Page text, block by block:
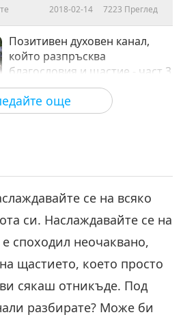
още
2018-02-14 7223 Преглед
Позитивен духовен канал,
който разпръсква
благословия и щастие - част 3
от 3
2018-02-15 6794
се на всяко
си. Наслаждавайте се на
споходил неочаквано,
щастието, което просто
сякаш отникъде. Под
разбирате? Може би